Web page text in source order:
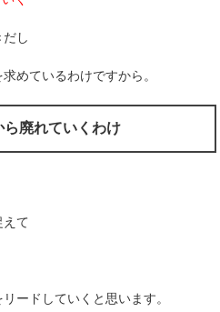
し
めているわけですから。
廃れていくわけ
えて
ードしていくと思います。